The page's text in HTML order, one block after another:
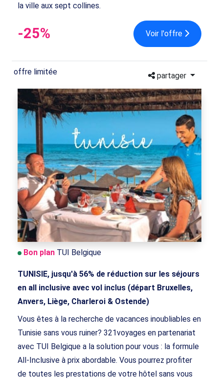
la ville aux sept collines.
-25% Voir l'offre
offre limitée partager
Bon plan TUI Belgique
TUNISIE, jusqu'à 56% de réduction sur les séjours
en all inclusive avec vol inclus (départ Bruxelles,
Anvers, Liège, Charleroi & Ostende)
Vous êtes à la recherche de vacances inoubliables en
Tunisie sans vous ruiner? 321voyages en partenariat
avec TUI Belgique a la solution pour vous : la formule
All-Inclusive à prix abordable. Vous pourrez profiter
de toutes les prestations de votre hôtel sans vous